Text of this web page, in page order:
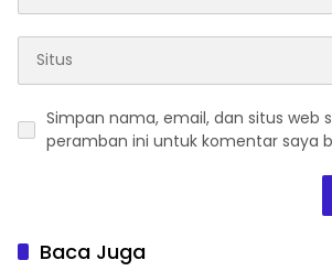
Simpan nama, email, dan situs web
peramban ini untuk komentar saya
Baca Juga